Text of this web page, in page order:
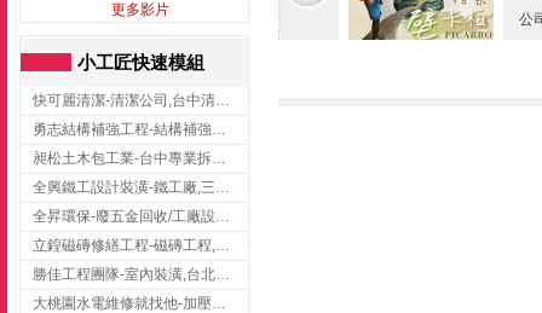
更多影片
小工匠快速模組
快可麗清潔-清潔公司,台中清潔公司,台中居家清潔
勇志結構補強工程-結構補強工程 ,桃園結構補強工程,龍潭結構補強工程
昶松土木包工業-台中專業拆除工程/挖土機出租
全興鐵工設計裝潢-鐵工廠,三峽鐵工廠,台北鐵工廠
全昇環保-廢五金回收/工廠設備收購/機械設備回收/高價收購廠房設備
立鍠磁磚修繕工程-磁磚工程,磁磚修補,新竹磁磚工程
勝佳工程團隊-室內裝潢,台北房屋裝修,三重室內裝修
大桃園水電維修就找他-加壓馬達,抽水馬達,桃園水電行,中壢水電
公